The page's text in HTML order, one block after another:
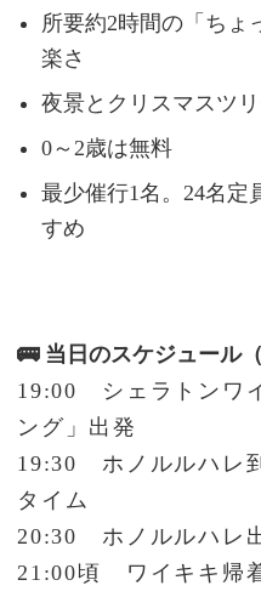
所要約2時間の「ちょ
楽さ
夜景とクリスマスツ
0～2歳は無料
最少催行1名。24名定
すめ
🚌 当日のスケジュール（
19:00 シェラトンワ
ング」出発
19:30 ホノルルハレ
タイム
20:30 ホノルルハレ
21:00頃 ワイキキ帰